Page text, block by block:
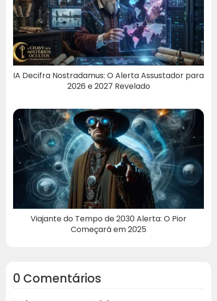
IA Decifra Nostradamus: O Alerta Assustador para
2026 e 2027 Revelado
Viajante do Tempo de 2030 Alerta: O Pior
Começará em 2025
0 Comentários